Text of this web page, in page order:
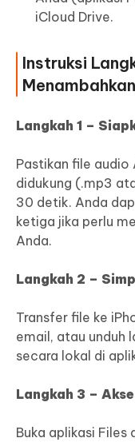
iCloud Drive.
Instruksi
Langkah 1 –
Pastikan file
didukung (.mp3
30 detik. Anda
ketiga jika perlu
Anda.
Langkah 2 –
Transfer file ke
email, atau unduh
secara lokal di
Langkah 3 –
Buka aplikasi